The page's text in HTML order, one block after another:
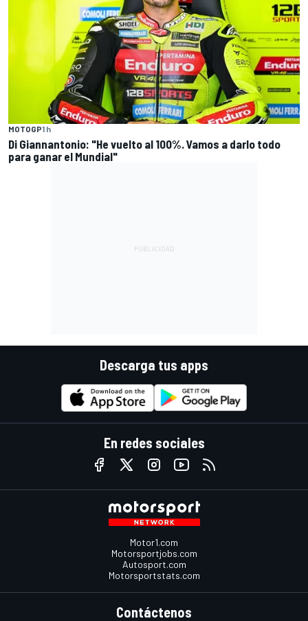
MOTOGP1 h
Di Giannantonio: "He vuelto al 100%. Vamos a darlo todo
para ganar el Mundial"
Descarga tus apps
En redes sociales
Motor1.com
Motorsportjobs.com
Autosport.com
Motorsportstats.com
Contáctenos